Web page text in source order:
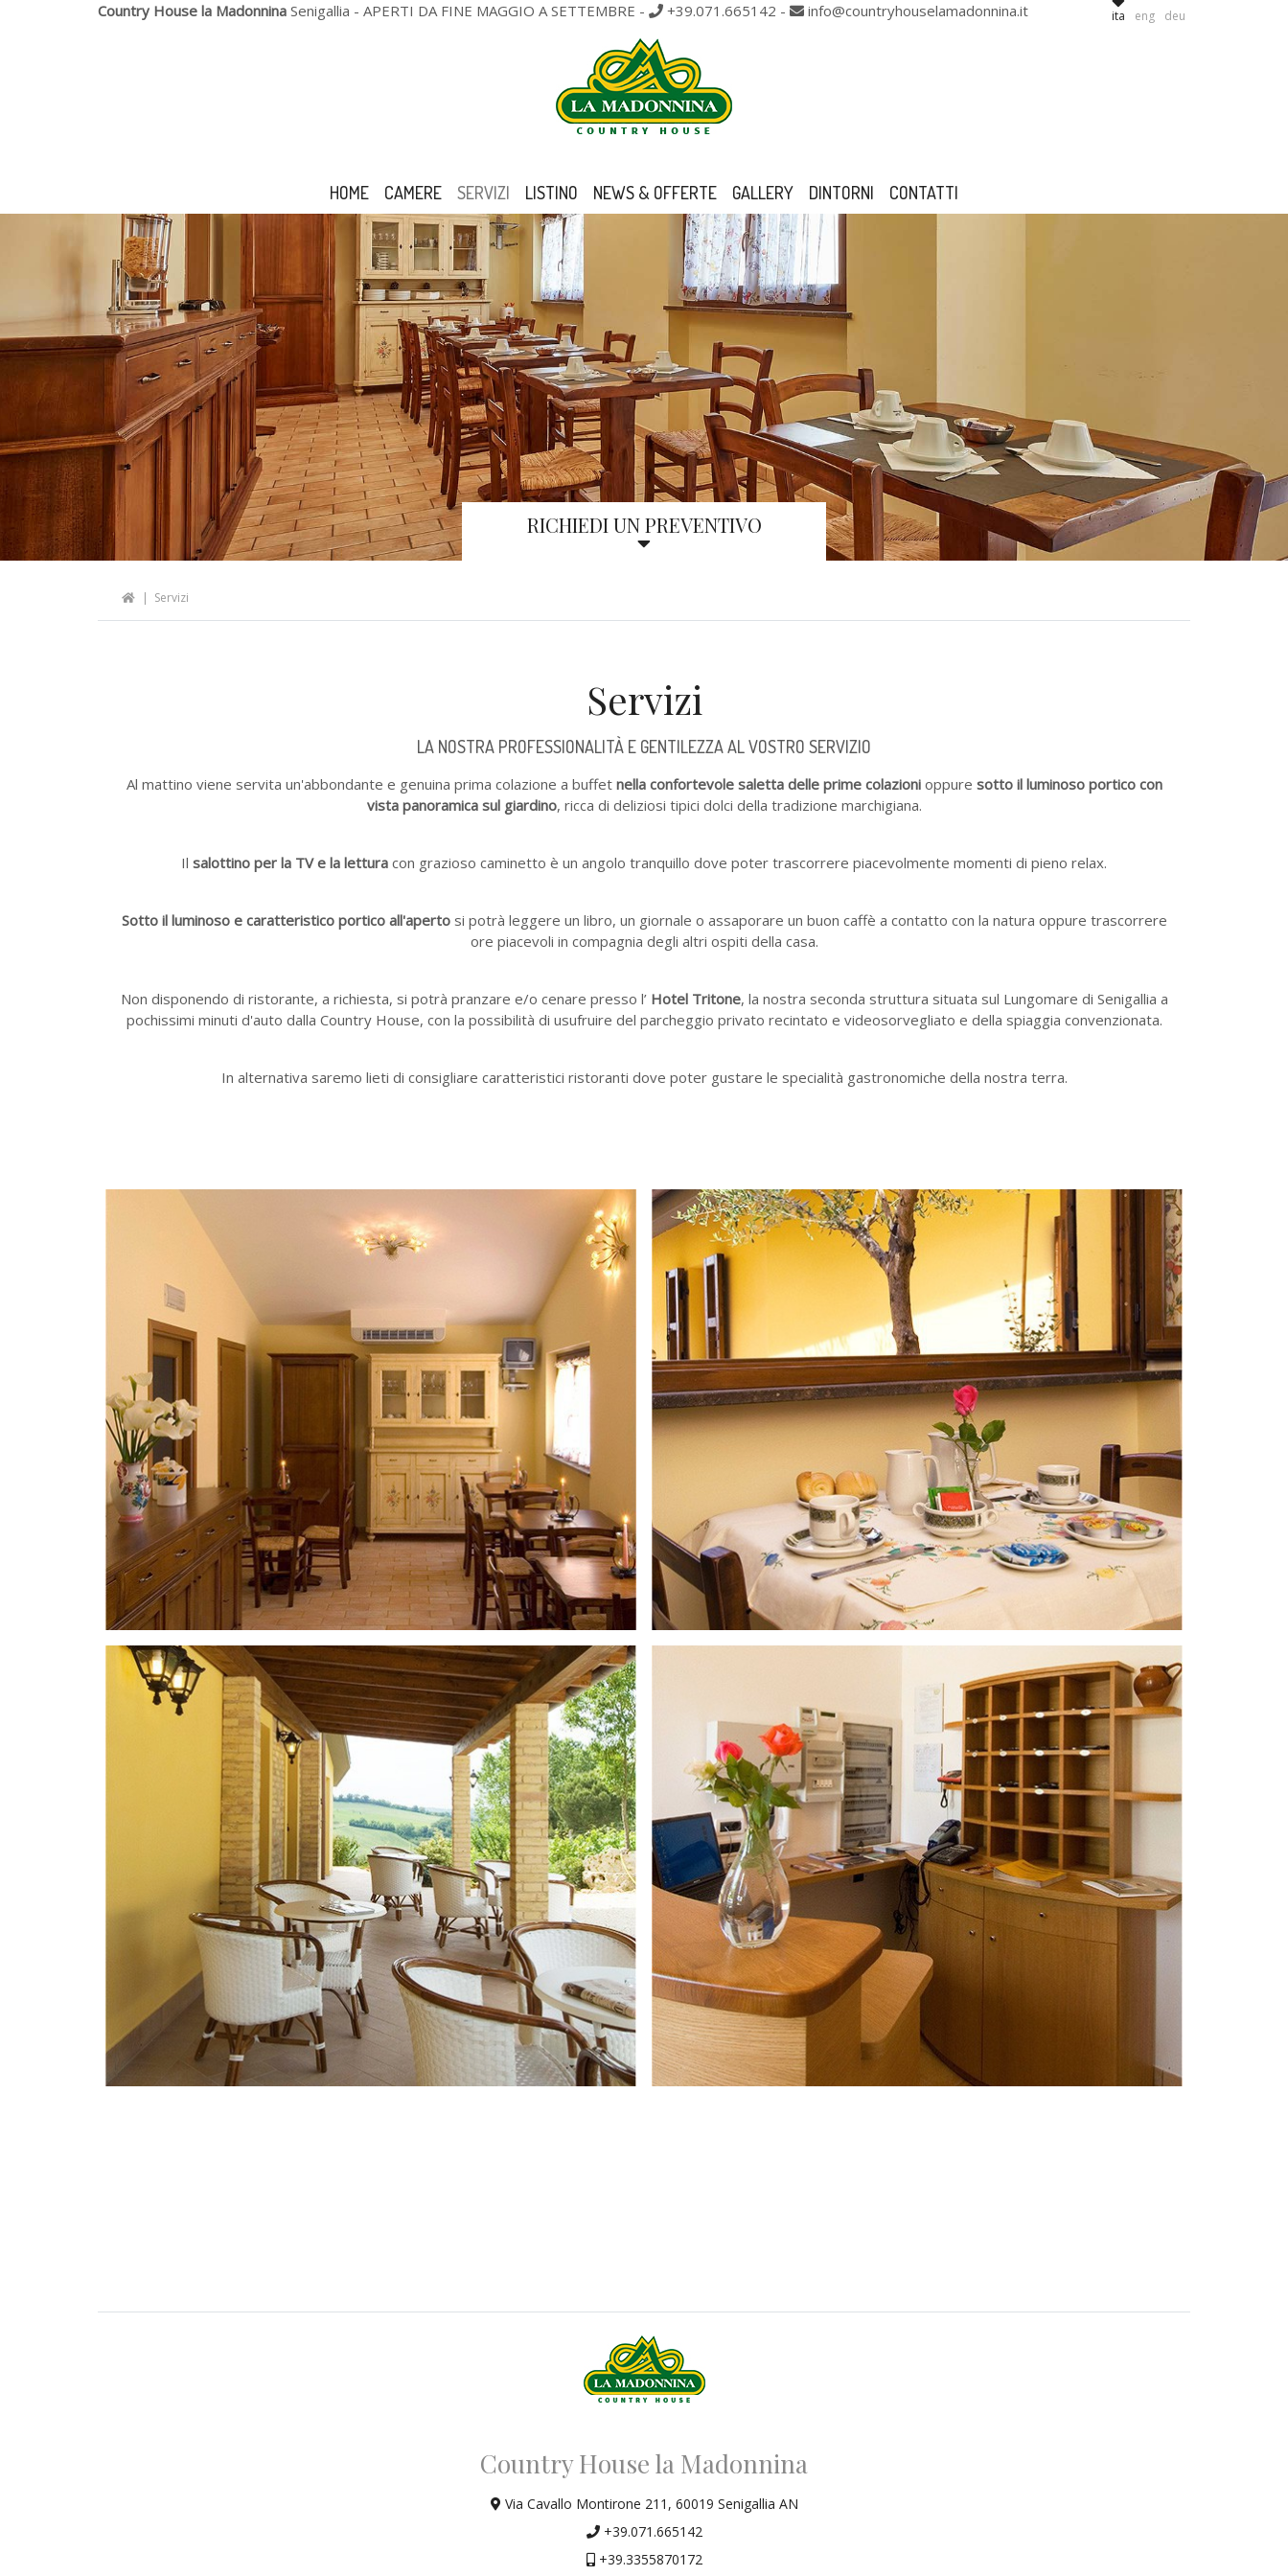
Country House la Madonnina Senigallia - APERTI DA FINE MAGGIO A SETTEMBRE - +39.071.665142 - info@countryhouselamadonnina.it ita eng deu
HOME CAMERE SERVIZI LISTINO NEWS & OFFERTE GALLERY DINTORNI CONTATTI
RICHIEDI UN PREVENTIVO
Servizi
Servizi
LA NOSTRA PROFESSIONALITÀ E GENTILEZZA AL VOSTRO SERVIZIO
Al mattino viene servita un'abbondante e genuina prima colazione a buffet nella confortevole saletta delle prime colazionioppure sotto il luminoso portico con
vista panoramica sul giardino, ricca di deliziosi tipici dolci della tradizione marchigiana.
Il salottino per la TV e la lettura con grazioso caminetto è un angolo tranquillo dove poter trascorrere piacevolmente momenti di pieno relax.
Sotto il luminoso e caratteristico portico all'apertosi potrà leggere un libro, un giornale o assaporare un buon caffè a contatto con la natura oppure trascorrere
ore piacevoli in compagnia degli altri ospiti della casa.
Non disponendo di ristorante, a richiesta, si potrà pranzare e/o cenare presso l’ Hotel Tritone, la nostra seconda struttura situata sul Lungomare di Senigallia a
pochissimi minuti d'auto dalla Country House, con la possibilità di usufruire del parcheggio privato recintato e videosorvegliato e della spiaggia convenzionata.
In alternativa saremo lieti di consigliare caratteristici ristoranti dove poter gustare le specialità gastronomiche della nostra terra.
Country House la Madonnina
Via Cavallo Montirone 211, 60019 Senigallia AN
+39.071.665142
+39.3355870172